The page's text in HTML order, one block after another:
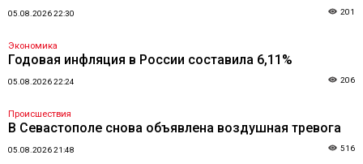
05.08.2026 22:30 201
Экономика
Годовая инфляция в России составила 6,11%
05.08.2026 22:24 206
Происшествия
В Севастополе снова объявлена воздушная тревога
05.08.2026 21:48 516